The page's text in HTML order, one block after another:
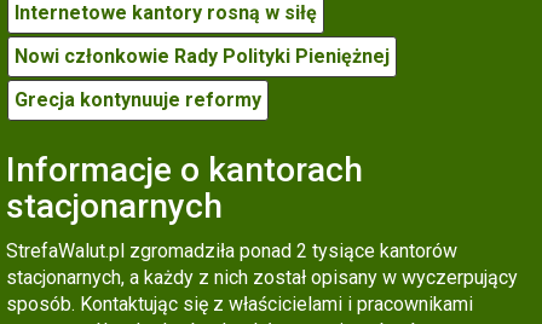
Internetowe kantory rosną w siłę
Nowi członkowie Rady Polityki Pieniężnej
Grecja kontynuuje reformy
Informacje o kantorach
stacjonarnych
StrefaWalut.pl zgromadziła ponad 2 tysiące kantorów
stacjonarnych, a każdy z nich został opisany w wyczerpujący
sposób. Kontaktując się z właścicielami i pracownikami